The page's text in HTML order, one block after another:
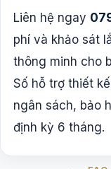
Liên hệ ngay
phí và khảo sát
thông minh cho
Số hỗ trợ thiết
ngân sách, bảo
định kỳ 6 tháng.